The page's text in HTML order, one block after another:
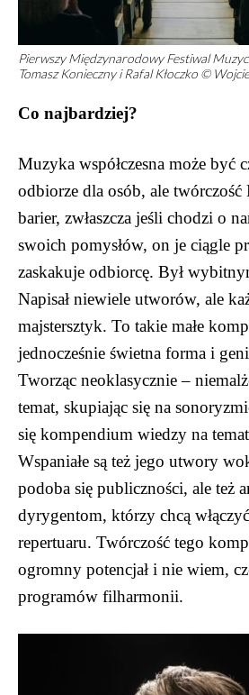
Pierwszy Międzynarodowy Festiwal
Tomasz Konieczny i Rafal Kłoczko ©
Co najbardziej?
Muzyka współczesna może być
odbiorze dla osób, ale twórczość
barier, zwłaszcza jeśli chodzi o
swoich pomysłów, on je ciągle
zaskakuje odbiorcę. Był
Napisał niewiele utworów, ale
majstersztyk. To takie małe
jednocześnie świetna forma i
Tworząc neoklasycznie –
temat, skupiając się na
się kompendium wiedzy na
Wspaniałe są też jego utwory
podoba się publiczności, ale też
dyrygentom, którzy chcą
repertuaru. Twórczość tego
ogromny potencjał i nie wiem,
programów filharmonii.